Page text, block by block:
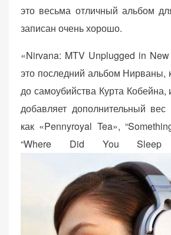
это весьма отличный альбом
записан очень хорошо.
«Nirvana: MTV Unplugged in
это последний альбом Нирваны,
до самоубийства Курта
добавляет дополнительный
как «Pennyroyal Tea»,
“Where Did You Sleep